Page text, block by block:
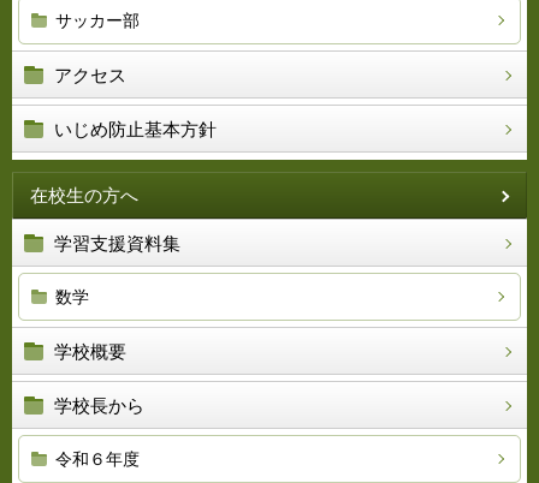
サッカー部
アクセス
いじめ防止基本方針
在校生の方へ
学習支援資料集
数学
学校概要
学校長から
令和６年度